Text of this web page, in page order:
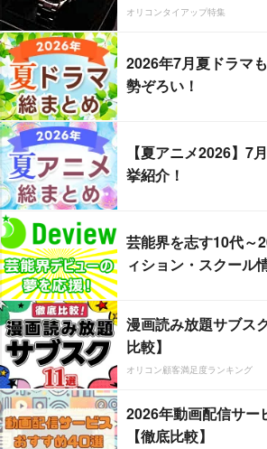
オリコンタイアップ特集
2026年7月夏ドラマ
勢ぞろい！
【夏アニメ2026】7
挙紹介！
芸能界を志す10代
ィション・スクール
漫画読み放題サブス
比較】
オリコン顧客満足度ランキング
2026年動画配信サー
【徹底比較】